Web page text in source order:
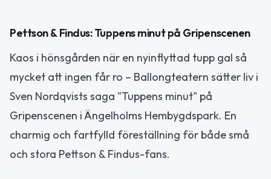
Pettson & Findus: Tuppens minut på Gripenscenen
Kaos i hönsgården när en nyinflyttad tupp gal så
mycket att ingen får ro – Ballongteatern sätter liv i
Sven Nordqvists saga "Tuppens minut" på
Gripenscenen i Ängelholms Hembygdspark. En
charmig och fartfylld föreställning för både små
och stora Pettson & Findus-fans.